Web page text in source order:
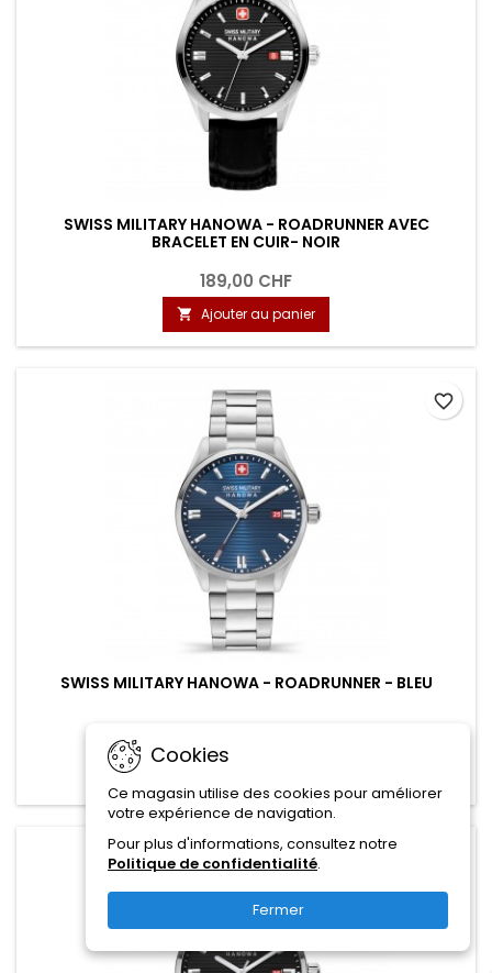
SWISS MILITARY HANOWA - ROADRUNNER AVEC
BRACELET EN CUIR- NOIR
189,00 CHF
 Ajouter au panier
SWISS MILITARY HANOWA - ROADRUNNER - BLEU
favorite_border
Cookies
Ce magasin utilise des cookies pour améliorer
votre expérience de navigation.
Pour plus d'informations, consultez notre
Politique de confidentialité.
Fermer